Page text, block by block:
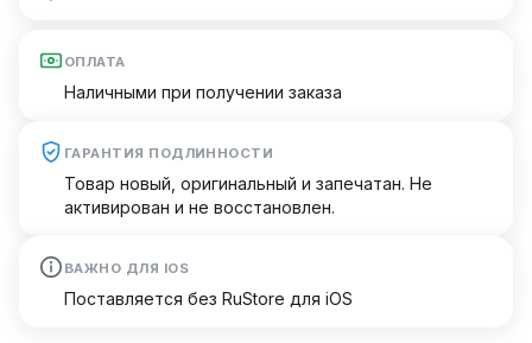
ОПЛАТА
Наличными при получении заказа
ГАРАНТИЯ ПОДЛИННОСТИ
Товар новый, оригинальный и запечатан. Не
активирован и не восстановлен.
ВАЖНО ДЛЯ IOS
Поставляется без RuStore для iOS